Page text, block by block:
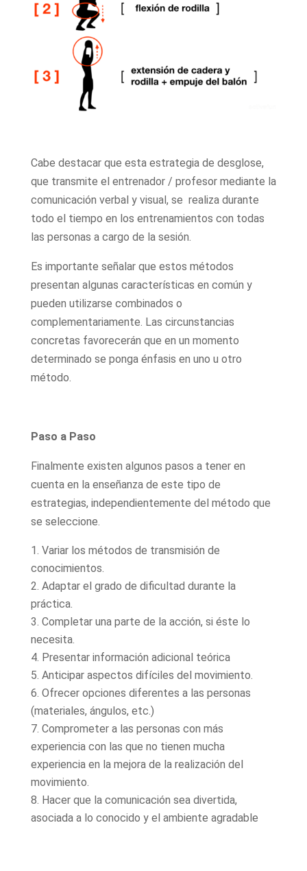
Cabe destacar que esta estrategia de desglose,
que transmite el entrenador / profesor mediante la
comunicación verbal y visual, se realiza durante
todo el tiempo en los entrenamientos con todas
las personas a cargo de la sesión.
Es importante señalar que estos métodos
presentan algunas características en común y
pueden utilizarse combinados o
complementariamente. Las circunstancias
concretas favorecerán que en un momento
determinado se ponga énfasis en uno u otro
método.
Paso a Paso
Finalmente existen algunos pasos a tener en
cuenta en la enseñanza de este tipo de
estrategias, independientemente del método que
se seleccione.
Variar los métodos de transmisión de
conocimientos.
Adaptar el grado de dificultad durante la
práctica.
Completar una parte de la acción, si éste lo
necesita.
Presentar información adicional teórica
Anticipar aspectos difíciles del movimiento.
Ofrecer opciones diferentes a las personas
(materiales, ángulos, etc.)
Comprometer a las personas con más
experiencia con las que no tienen mucha
experiencia en la mejora de la realización del
movimiento.
Hacer que la comunicación sea divertida,
asociada a lo conocido y el ambiente agradable